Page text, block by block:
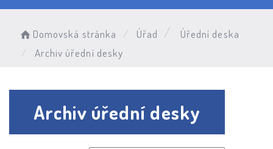
Domovská stránka Úřad
Úřední deska
Archiv úřední desky
Archiv úřední desky